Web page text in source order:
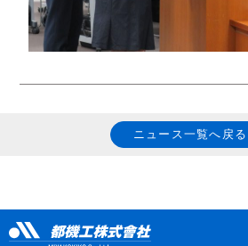
ニュース一覧へ戻る